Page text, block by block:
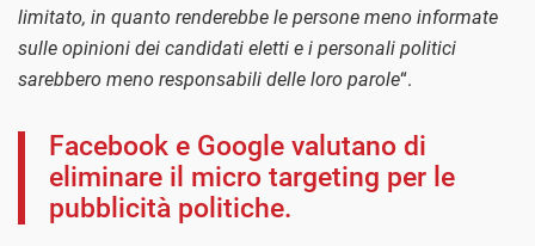
limitato, in quanto renderebbe le persone meno informate
sulle opinioni dei candidati eletti e i personali politici
sarebbero meno responsabili delle loro parole“.
Facebook e Google valutano di
eliminare il micro targeting per le
pubblicità politiche.